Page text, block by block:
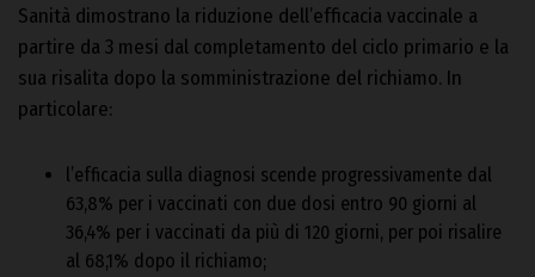
Sanità dimostrano la riduzione dell’efficacia vaccinale a
partire da 3 mesi dal completamento del ciclo primario e la
sua risalita dopo la somministrazione del richiamo. In
particolare:
l’efficacia sulla diagnosi scende progressivamente dal
63,8% per i vaccinati con due dosi entro 90 giorni al
36,4% per i vaccinati da più di 120 giorni, per poi risalire
al 68,1% dopo il richiamo;